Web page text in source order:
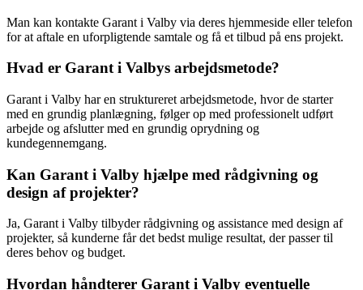
Man kan kontakte Garant i Valby via deres hjemmeside eller telefon
for at aftale en uforpligtende samtale og få et tilbud på ens projekt.
Hvad er Garant i Valbys arbejdsmetode?
Garant i Valby har en struktureret arbejdsmetode, hvor de starter
med en grundig planlægning, følger op med professionelt udført
arbejde og afslutter med en grundig oprydning og
kundegennemgang.
Kan Garant i Valby hjælpe med rådgivning og
design af projekter?
Ja, Garant i Valby tilbyder rådgivning og assistance med design af
projekter, så kunderne får det bedst mulige resultat, der passer til
deres behov og budget.
Hvordan håndterer Garant i Valby eventuelle